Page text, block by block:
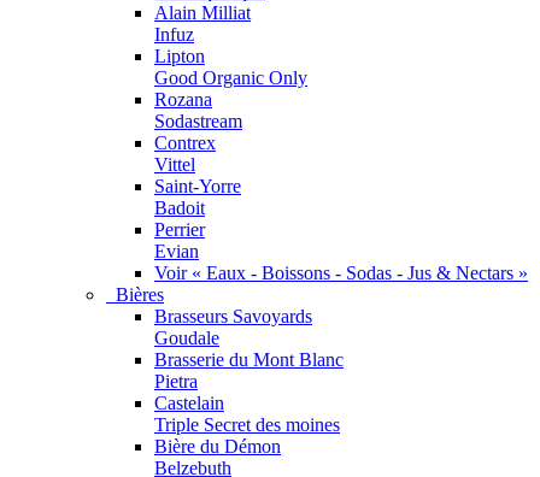
Alain Milliat
Infuz
Lipton
Good Organic Only
Rozana
Sodastream
Contrex
Vittel
Saint-Yorre
Badoit
Perrier
Evian
Voir « Eaux - Boissons - Sodas - Jus & Nectars »
Bières
Brasseurs Savoyards
Goudale
Brasserie du Mont Blanc
Pietra
Castelain
Triple Secret des moines
Bière du Démon
Belzebuth